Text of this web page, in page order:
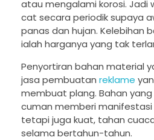
atau mengalami korosi. Jadi
cat secara periodik supaya
panas dan hujan. Kelebihan
ialah harganya yang tak
Penyortiran bahan material
jasa pembuatan reklame
membuat plang. Bahan
cuman memberi
tetapi juga kuat, tahan
selama bertahun-tahun.